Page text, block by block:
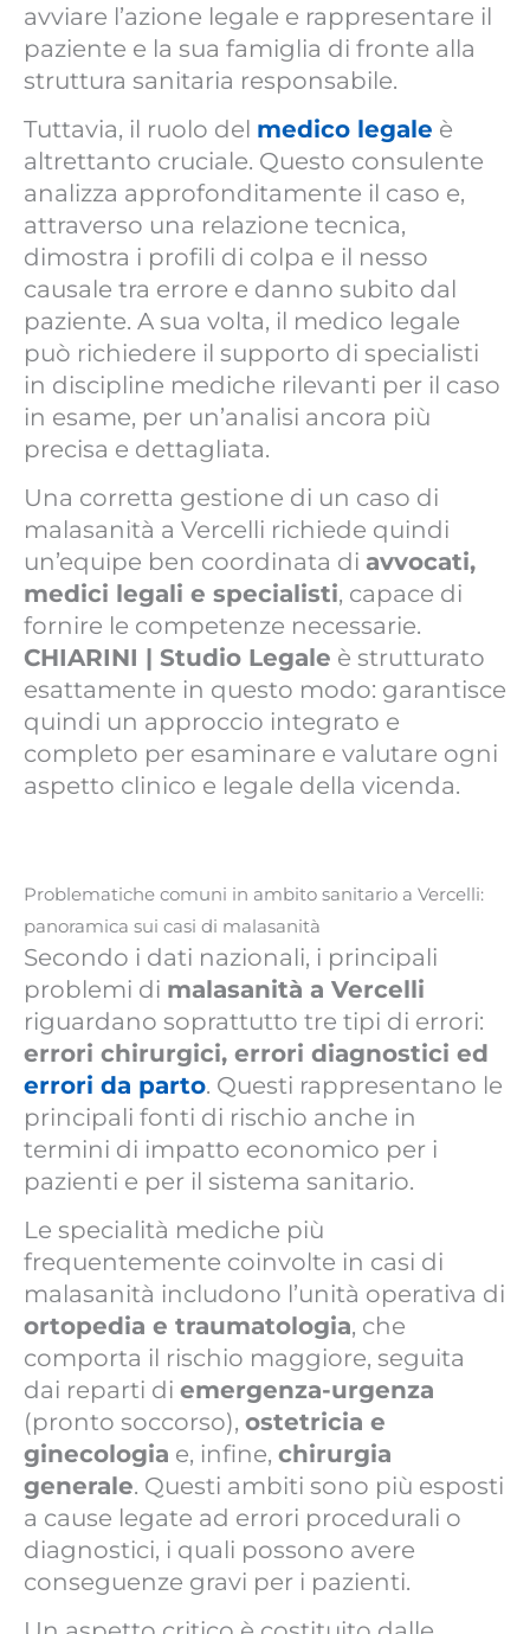
avviare l’azione legale e rappresentare il
paziente e la sua famiglia di fronte alla
struttura sanitaria responsabile.
Tuttavia, il ruolo del medico legale è
altrettanto cruciale. Questo consulente
analizza approfonditamente il caso e,
attraverso una relazione tecnica,
dimostra i profili di colpa e il nesso
causale tra errore e danno subito dal
paziente. A sua volta, il medico legale
può richiedere il supporto di specialisti
in discipline mediche rilevanti per il caso
in esame, per un’analisi ancora più
precisa e dettagliata.
Una corretta gestione di un caso di
malasanità a Vercelli richiede quindi
un’equipe ben coordinata di avvocati,
medici legali e specialisti, capace di
fornire le competenze necessarie.
CHIARINI | Studio Legale è strutturato
esattamente in questo modo: garantisce
quindi un approccio integrato e
completo per esaminare e valutare ogni
aspetto clinico e legale della vicenda.
Problematiche comuni in ambito sanitario a Vercelli:
panoramica sui casi di malasanità
Secondo i dati nazionali, i principali
problemi di malasanità a Vercelli
riguardano soprattutto tre tipi di errori:
errori chirurgici, errori diagnostici ed
errori da parto. Questi rappresentano le
principali fonti di rischio anche in
termini di impatto economico per i
pazienti e per il sistema sanitario.
Le specialità mediche più
frequentemente coinvolte in casi di
malasanità includono l’unità operativa di
ortopedia e traumatologia, che
comporta il rischio maggiore, seguita
dai reparti di emergenza-urgenza
(pronto soccorso), ostetricia e
ginecologia e, infine, chirurgia
generale. Questi ambiti sono più esposti
a cause legate ad errori procedurali o
diagnostici, i quali possono avere
conseguenze gravi per i pazienti.